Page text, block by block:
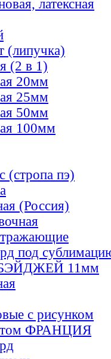
латексная
(липучка)
(2 в 1)
20мм
25мм
50мм
100мм
(стропа пэ)
(Россия)
под
11мм
с рисунком
ФРАНЦИЯ